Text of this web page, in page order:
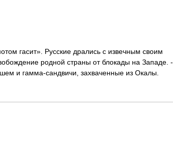
гасит». Русские дрались с извечным своим
родной страны от блокады на Западе. -
и гамма-сандвичи, захваченные из Окалы.